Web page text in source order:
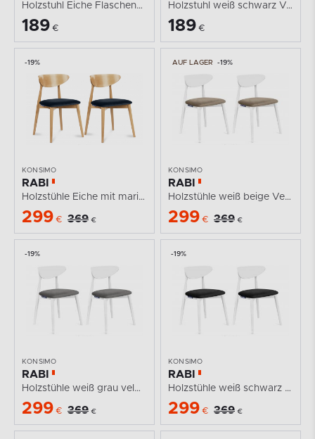
Holzstuhl Eiche Flaschengrün Velours
189 €
Holzstuhl weiß schwarz Velours
189 €
-19%
KONSIMO
RABI
Holzstühle Eiche mit marineblauem Velours 2tlg.
299 € 369 €
AUF LAGER -19%
KONSIMO
RABI
Holzstühle weiß beige Velours 2tlg.
299 € 369 €
-19%
KONSIMO
RABI
Holzstühle weiß grau velour 2tlg.
299 € 369 €
-19%
KONSIMO
RABI
Holzstühle weiß schwarz velour 2tlg.
299 € 369 €